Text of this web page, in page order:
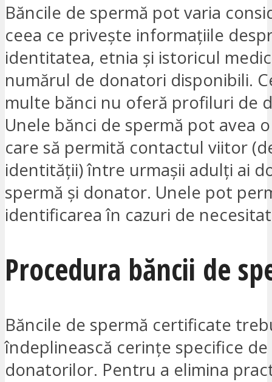
Băncile de spermă pot varia
ceea ce privește informațiile
identitatea, etnia și istoricul
numărul de donatori disponibili.
multe bănci nu oferă profiluri de
Unele bănci de spermă pot avea
care să permită contactul viitor
identității) între urmașii adulți ai
spermă și donator. Unele pot
identificarea în cazuri de
Procedura băncii de
Băncile de spermă certificate
îndeplinească cerințe specifice
donatorilor. Pentru a elimina